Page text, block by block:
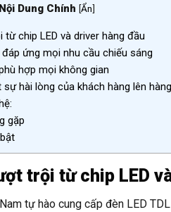
Nội Dung Chính [Ẩn]
chip LED và driver hàng đầu
ứng mọi nhu cầu chiếu sáng
hợp mọi không gian
hài lòng của khách hàng lên
gặp
trội từ chip LED
tự hào cung cấp đèn LED